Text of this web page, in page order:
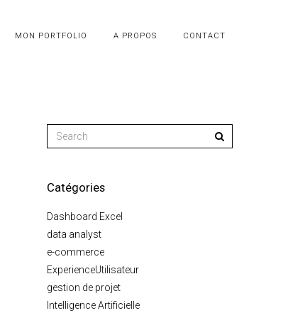
MON PORTFOLIO A PROPOS CONTACT
Catégories
Dashboard Excel
data analyst
e-commerce
ExperienceUtilisateur
gestion de projet
Intelligence Artificielle